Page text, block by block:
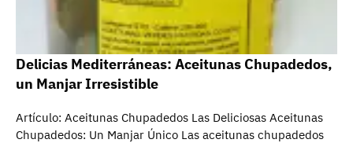
Delicias Mediterráneas: Aceitunas Chupadedos,
un Manjar Irresistible
Artículo: Aceitunas Chupadedos Las Deliciosas Aceitunas
Chupadedos: Un Manjar Único Las aceitunas chupadedos